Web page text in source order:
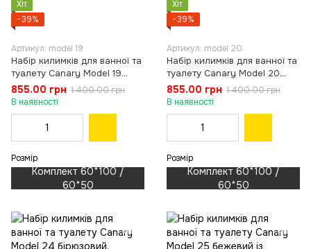
Хіт
−39%
Артикул: model 19
Набір килимків для ванної та
туалету Canary Model 19
синій, 60×100 / 60×50 см
855.00 грн 1 400.00 грн
В наявності
Розмір
Комплект 60*100 /
60*50
Хіт
−39%
Артикул: model 20
Набір килимків для ванної та
туалету Canary Model 20
сірий, 60×100 / 60×50 см
855.00 грн 1 400.00 грн
В наявності
Розмір
Комплект 60*100 /
60*50